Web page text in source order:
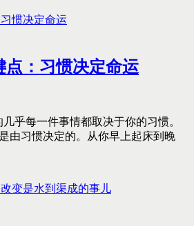
点：习惯决定命运
乎每一件事情都取决于你的习惯。
由习惯决定的。从你早上起床到晚